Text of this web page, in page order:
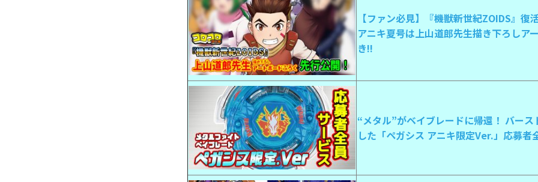
【ファン必見】『機獣新世紀ZOIDS』
アニキ夏号は上山道郎先生描き下ろしア
き!!
“メタル”がベイブレードに帰還！ バー
した「ペガシス アニキ限定Ver.」応募者